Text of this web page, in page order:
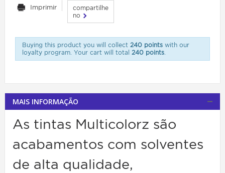
Imprimir
compartilhe
no
Buying this product you will collect 240 pointswith our
loyalty program. Your cart will total 240 points.
MAIS INFORMAÇÃO
As tintas Multicolorz são
acabamentos com solventes
de alta qualidade,